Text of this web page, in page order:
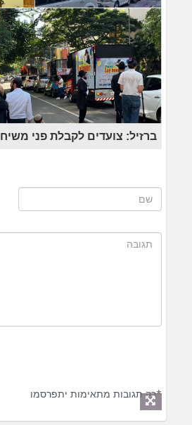
ברזיל: צועדים לקבלת פני משיח
*רק תגובות מתאימות יתפרסמו